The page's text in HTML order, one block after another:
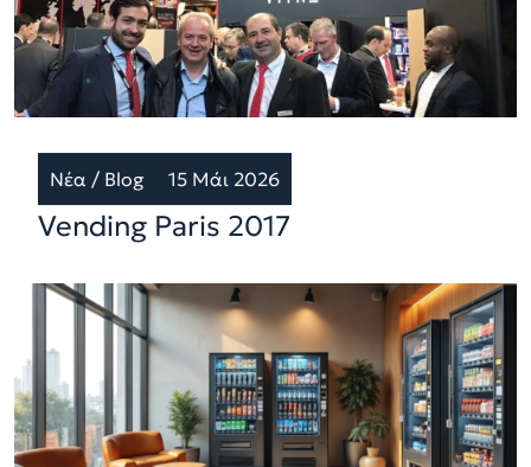
Νέα / Blog 15 Μάι 2026
Vending Paris 2017